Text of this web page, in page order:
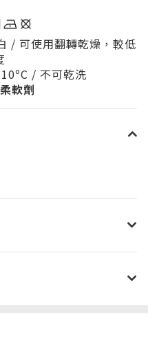
/ 可使用翻轉乾燥，較低
ºC / 不可乾洗
軟劑